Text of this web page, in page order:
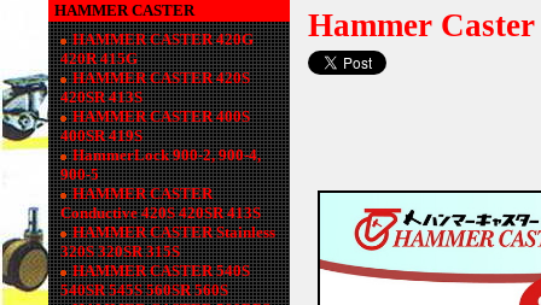
HAMMER CASTER
HAMMER CASTER 420G
420R 415G
HAMMER CASTER 420S
420SR 413S
HAMMER CASTER 400S
400SR 419S
HammerLock 900-2, 900-4,
900-5
HAMMER CASTER
Conductive 420S 420SR 413S
HAMMER CASTER Stainless
320S 320SR 315S
HAMMER CASTER 540S
540SR 545S 560SR 560S
Hammer